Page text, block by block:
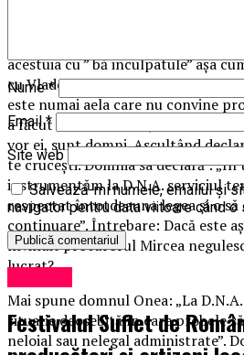
Ce mai este interesant este că în
domnul Cosma, nici Portocală și
acestuia cu ” bă inculpatule” așa
cu Vlade, Vlăduț, prietene. Rezultă
este numai aela care nu convine
a făcut sau nu a făcut, iar cei care
vor ei, sunt domni. Ascultând
te crucești. Domnia sa declară :
instrumentăm la D.N.A. serviciul
respectat întotdeauna legea și o
continuare”. Întrebare: Dacă este
învinuit procurorul Mircea
lucrat?
Mai spune domnul Onea: „La
situație deosebită în care probele
neloial sau nelegal administrate”.
Nume*
Email*
Site web
Salvează-mi numele, emailul și
navigator pentru data viitoare când o
Festivalul Suflet de